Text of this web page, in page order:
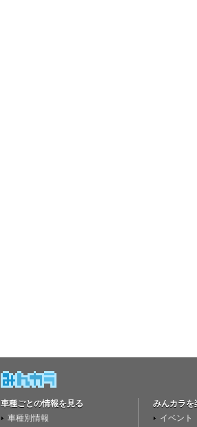
車種ごとの情報を見る
車種別情報
みんカラを
イベント